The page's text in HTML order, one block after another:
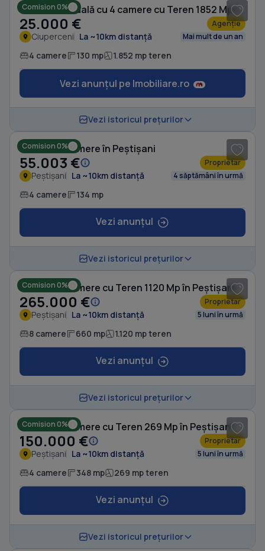
Comision 0% Casă individuală cu 4 camere cu Teren 1852 Mp în Ciuperceni
25.000 € Agenție
Ciuperceni La ~10km distanță Mai mult de un an
4 camere 130 mp 1.852 mp teren
Vezi anunțul pe Imobiliare.ro
Vezi istoricul prețurilor
Comision 0%
Casă cu 4 camere în Peștișani
55.003 € Proprietar
Peștișani La ~10km distanță 4 săptămâni în urmă
4 camere 134 mp
Vezi anunțul
Vezi istoricul prețurilor
Comision 0%
Casă cu 8 camere cu Teren 1120 Mp în Peștișani
265.000 € Proprietar
Peștișani La ~10km distanță 5 luni în urmă
8 camere 660 mp 1.120 mp teren
Vezi anunțul
Vezi istoricul prețurilor
Comision 0%
Casă cu 4 camere cu Teren 269 Mp în Peștișani
150.000 € Proprietar
Peștișani La ~10km distanță 5 luni în urmă
4 camere 348 mp 269 mp teren
Vezi anunțul
Vezi istoricul prețurilor